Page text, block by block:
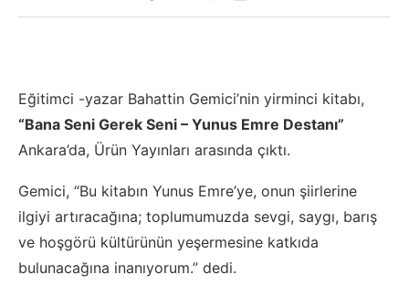
Eğitimci -yazar Bahattin Gemici’nin yirminci kitabı,
“Bana Seni Gerek Seni – Yunus Emre Destanı”
Ankara’da, Ürün Yayınları arasında çıktı.
Gemici, “Bu kitabın Yunus Emre’ye, onun şiirlerine
ilgiyi artıracağına; toplumumuzda sevgi, saygı, barış
ve hoşgörü kültürünün yeşermesine katkıda
bulunacağına inanıyorum.” dedi.